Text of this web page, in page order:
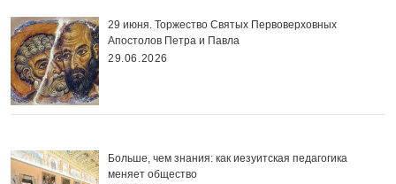
29 июня. Торжество Святых Первоверховных
Апостолов Петра и Павла
29.06.2026
Больше, чем знания: как иезуитская педагогика
меняет общество